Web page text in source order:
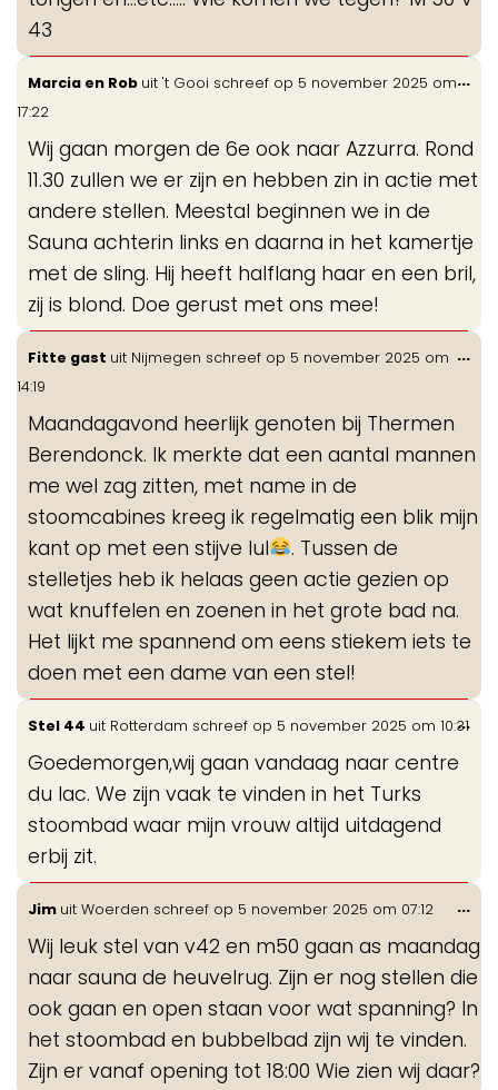
43
Marcia en Rob uit 't Gooi schreef op 5 november 2025 om
17:22
Wij gaan morgen de 6e ook naar Azzurra. Rond
11.30 zullen we er zijn en hebben zin in actie met
andere stellen. Meestal beginnen we in de
Sauna achterin links en daarna in het kamertje
met de sling. Hij heeft halflang haar en een bril,
zij is blond. Doe gerust met ons mee!
...
Fitte gast uit Nijmegen schreef op 5 november 2025 om
14:19
Maandagavond heerlijk genoten bij Thermen
Berendonck. Ik merkte dat een aantal mannen
me wel zag zitten, met name in de
stoomcabines kreeg ik regelmatig een blik mijn
kant op met een stijve lul
. Tussen de
stelletjes heb ik helaas geen actie gezien op
wat knuffelen en zoenen in het grote bad na.
Het lijkt me spannend om eens stiekem iets te
doen met een dame van een stel!
...
Stel 44 uit Rotterdam schreef op 5 november 2025 om 10:31
Goedemorgen,wij gaan vandaag naar centre
du lac. We zijn vaak te vinden in het Turks
stoombad waar mijn vrouw altijd uitdagend
erbij zit.
...
Jim uit Woerden schreef op 5 november 2025 om 07:12
Wij leuk stel van v42 en m50 gaan as maandag
naar sauna de heuvelrug. Zijn er nog stellen die
ook gaan en open staan voor wat spanning? In
het stoombad en bubbelbad zijn wij te vinden.
Zijn er vanaf opening tot 18:00 Wie zien wij daar?
...